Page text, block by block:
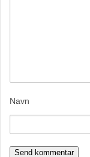
Navn